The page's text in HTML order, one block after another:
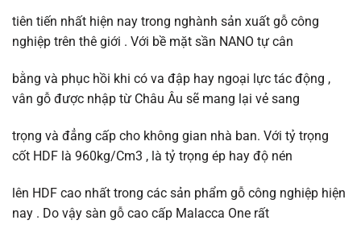
tiên tiến nhất hiện nay trong nghành sản xuất gỗ công
nghiệp trên thê giới . Với bề mặt sần NANO tự cân
bằng và phục hồi khi có va đập hay ngoại lực tác động ,
vân gỗ được nhập từ Châu Âu sẽ mang lại vẻ sang
trọng và đẳng cấp cho không gian nhà ban. Với tỷ trọng
cốt HDF là 960kg/Cm3 , là tỷ trọng ép hay độ nén
lên HDF cao nhất trong các sản phẩm gỗ công nghiệp hiện
nay . Do vậy sàn gỗ cao cấp Malacca One rất